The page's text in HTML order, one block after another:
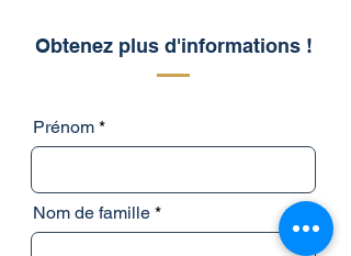
Obtenez plus d'informations !
Prénom
Nom de famille